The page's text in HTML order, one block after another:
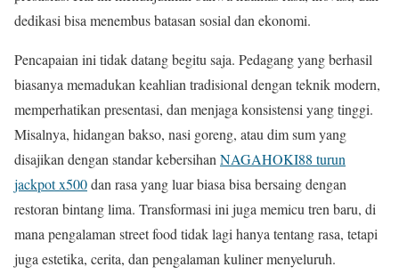
dedikasi bisa menembus batasan sosial dan ekonomi.
Pencapaian ini tidak datang begitu saja. Pedagang yang berhasil
biasanya memadukan keahlian tradisional dengan teknik modern,
memperhatikan presentasi, dan menjaga konsistensi yang tinggi.
Misalnya, hidangan bakso, nasi goreng, atau dim sum yang
disajikan dengan standar kebersihanNAGAHOKI88 turun
jackpot x500dan rasa yang luar biasa bisa bersaing dengan
restoran bintang lima. Transformasi ini juga memicu tren baru, di
mana pengalaman street food tidak lagi hanya tentang rasa, tetapi
juga estetika, cerita, dan pengalaman kuliner menyeluruh.